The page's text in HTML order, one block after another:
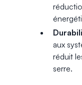
aux
réduit
serre.